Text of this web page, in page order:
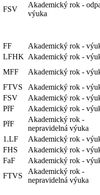
FSV
Akademický rok -
výuka
FF
Akademický rok -
LFHK Akademický rok -
MFF
Akademický rok -
FTVS
Akademický rok -
FSV
Akademický rok -
PřF
Akademický rok -
PřF
Akademický rok -
nepravidelná výuka
1.LF
Akademický rok -
FHS
Akademický rok -
FaF
Akademický rok -
FTVS
Akademický rok -
nepravidelná výuka